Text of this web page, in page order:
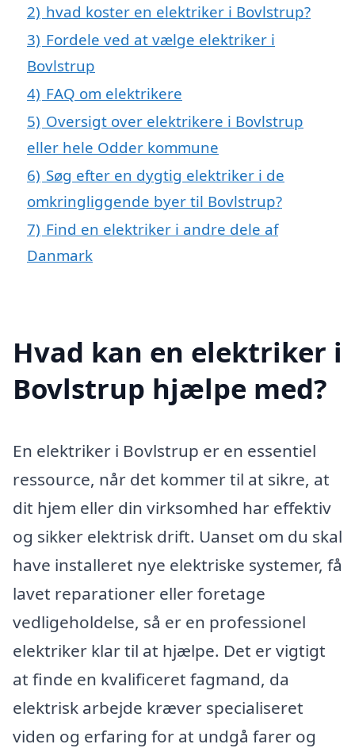
2) hvad koster en elektriker i Bovlstrup?
3) Fordele ved at vælge elektriker i
Bovlstrup
4) FAQ om elektrikere
5) Oversigt over elektrikere i Bovlstrup
eller hele Odder kommune
6) Søg efter en dygtig elektriker i de
omkringliggende byer til Bovlstrup?
7) Find en elektriker i andre dele af
Danmark
Hvad kan en elektriker i
Bovlstrup hjælpe med?
En elektriker i Bovlstrup er en essentiel
ressource, når det kommer til at sikre, at
dit hjem eller din virksomhed har effektiv
og sikker elektrisk drift. Uanset om du skal
have installeret nye elektriske systemer, få
lavet reparationer eller foretage
vedligeholdelse, så er en professionel
elektriker klar til at hjælpe. Det er vigtigt
at finde en kvalificeret fagmand, da
elektrisk arbejde kræver specialiseret
viden og erfaring for at undgå farer og